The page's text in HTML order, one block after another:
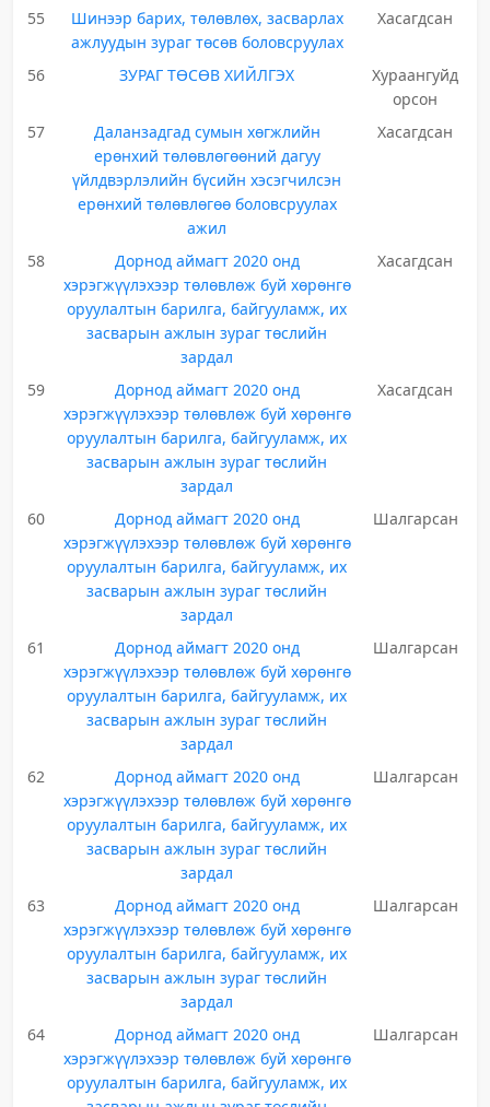
55
Шинээр барих, төлөвлөх, засварлах
ажлуудын зураг төсөв боловсруулах
Хасагдсан
56 ЗУРАГ ТӨСӨВ ХИЙЛГЭХ
Хураангуйд
орсон
57
Даланзадгад сумын хөгжлийн
ерөнхий төлөвлөгөөний дагуу
үйлдвэрлэлийн бүсийн хэсэгчилсэн
ерөнхий төлөвлөгөө боловсруулах
ажил
Хасагдсан
58
Дорнод аймагт 2020 онд
хэрэгжүүлэхээр төлөвлөж буй хөрөнгө
оруулалтын барилга, байгууламж, их
засварын ажлын зураг төслийн
зардал
Хасагдсан
59
Дорнод аймагт 2020 онд
хэрэгжүүлэхээр төлөвлөж буй хөрөнгө
оруулалтын барилга, байгууламж, их
засварын ажлын зураг төслийн
зардал
Хасагдсан
60
Дорнод аймагт 2020 онд
хэрэгжүүлэхээр төлөвлөж буй хөрөнгө
оруулалтын барилга, байгууламж, их
засварын ажлын зураг төслийн
зардал
Шалгарсан
61
Дорнод аймагт 2020 онд
хэрэгжүүлэхээр төлөвлөж буй хөрөнгө
оруулалтын барилга, байгууламж, их
засварын ажлын зураг төслийн
зардал
Шалгарсан
62
Дорнод аймагт 2020 онд
хэрэгжүүлэхээр төлөвлөж буй хөрөнгө
оруулалтын барилга, байгууламж, их
засварын ажлын зураг төслийн
зардал
Шалгарсан
63
Дорнод аймагт 2020 онд
хэрэгжүүлэхээр төлөвлөж буй хөрөнгө
оруулалтын барилга, байгууламж, их
засварын ажлын зураг төслийн
зардал
Шалгарсан
64
Дорнод аймагт 2020 онд
хэрэгжүүлэхээр төлөвлөж буй хөрөнгө
оруулалтын барилга, байгууламж, их
Шалгарсан